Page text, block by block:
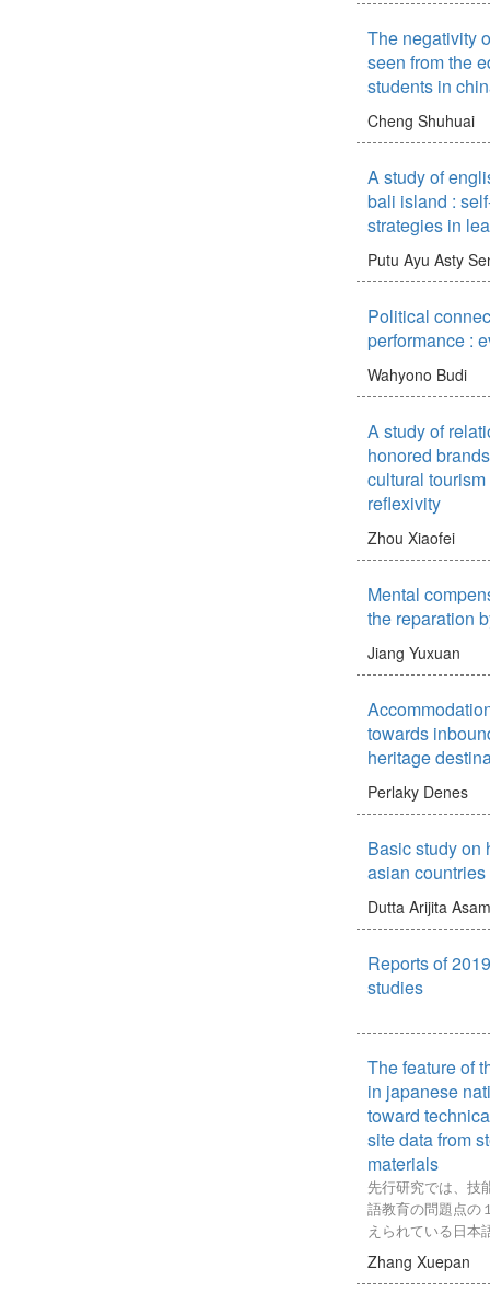
The negativity
seen from the
students in
Cheng Shuhuai
A study of
bali island :
strategies in
Putu Ayu Asty
Political
performance :
Wahyono Budi
A study of
honored
cultural
reflexivity
Zhou Xiaofei
Mental
the reparation
Jiang Yuxuan
towards
heritage
Perlaky Denes
Basic study on
asian countries
Dutta Arijita
Reports of
studies
The feature of
in japanese
toward
site data from
materials
先行研究では、技
語教育の問題点の
えられている日本
ている日本語と相
ている。しかし、
Zhang Xuepan